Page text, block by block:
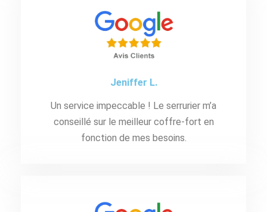
Jeniffer L.
Un service impeccable ! Le serrurier m’a
conseillé sur le meilleur coffre-fort en
fonction de mes besoins.